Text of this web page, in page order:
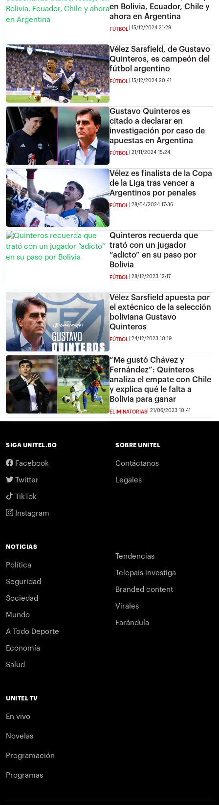
en Bolivia, Ecuador, Chile y
ahora en Argentina
FÚTBOL 15/12/2024 21:29
Vélez Sarsfield, de Gustavo
Quinteros, es campeón del
fútbol argentino
FÚTBOL 15/12/2024 20:41
Gustavo Quinteros es
citado a declarar en
investigación por caso de
apuestas en Argentina
FÚTBOL 21/11/2024 15:24
Vélez es finalista de la Copa
de la Liga tras vencer a
Argentinos por penales
FÚTBOL 28/04/2024 17:36
Quinteros recuerda que
trató con un jugador
“adicto” en su paso por
Bolivia
FÚTBOL 28/12/2023 12:17
Vélez Sarsfield apuesta por
el extécnico de la selección
boliviana Gustavo
Quinteros
FÚTBOL 24/12/2023 10:19
“Me gustó Chávez y
Fernández”: Quinteros
analiza el empate con Chile
y explica qué le falta a
Bolivia para ganar
ELIMINATORIAS 21/06/2023 10:41
SIGA UNITEL.BO
Facebook
Twitter
TikTok
Instagram
SOBRE UNITEL
Contáctanos
Legales
NOTICIAS
Política
Seguridad
Sociedad
Mundo
A Todo Deporte
Economía
Salud
Tendencias
Telepaís investiga
Branded content
Virales
Farándula
UNITEL TV
En vivo
Novelas
Programación
Programas